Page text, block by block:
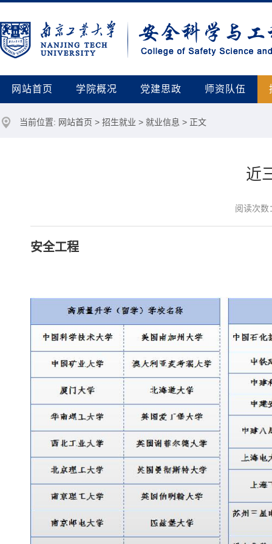
网站首页 学院概况 党建思政 师资队伍
当前位置: 网站首页 > 招生就业 > 就业信息 > 正文
近
阅读次数
安全工程